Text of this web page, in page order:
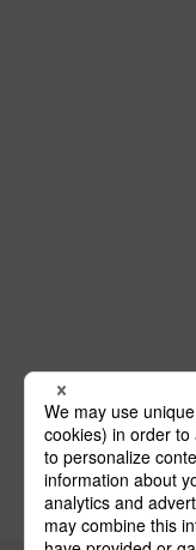
水銀灯